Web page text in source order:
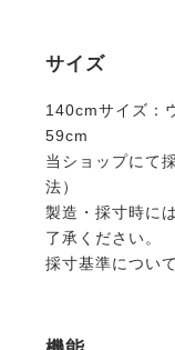
せたロゴ刺繍など
落ち着いたデザ
・日本人の騎乗
熟練デザイナー
て型紙からデザ
と動きやすさを
ウエストのフロ
サイズ
140cmサイズ：
59cm
当ショップにて
法）
製造・採寸時に
了承ください。
採寸基準につい